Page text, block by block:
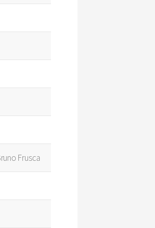
Frusca